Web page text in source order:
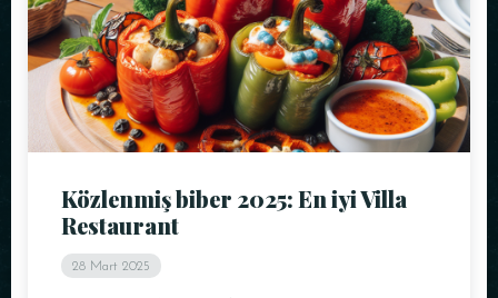
Közlenmiş biber 2025: En iyi Villa
Restaurant
28 Mart 2025